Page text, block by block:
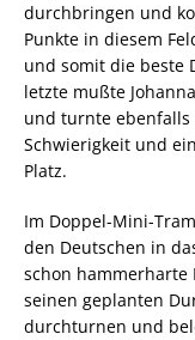
durchbringen und
Punkte in diesem
und somit die beste
letzte mußte
und turnte ebenfalls
Schwierigkeit und
Platz.
Im Doppel-Mini-
den Deutschen in
schon hammerharte
seinen geplanten
durchturnen und